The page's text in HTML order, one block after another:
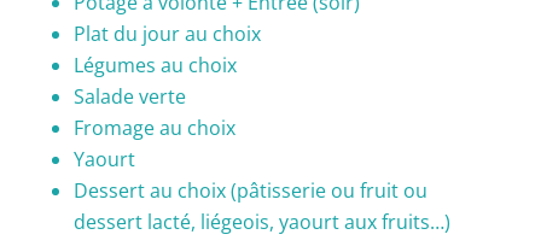
Plat du jour au choix
Légumes au choix
Salade verte
Fromage au choix
Yaourt
Dessert au choix (pâtisserie ou fruit ou
dessert lacté, liégeois, yaourt aux fruits…)